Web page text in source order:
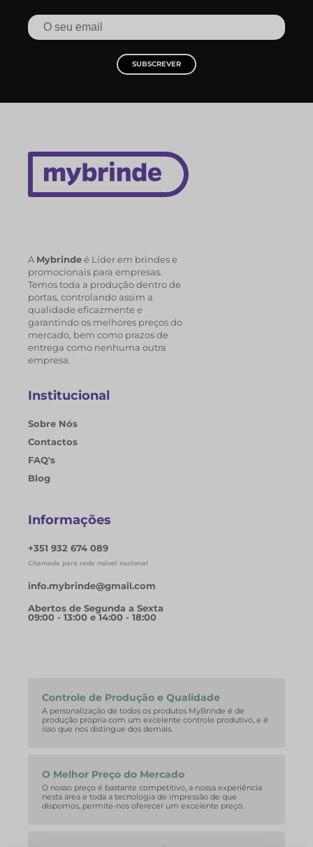
SUBSCREVER
A Mybrindeé Líder em brindes e
promocionais para empresas.
Temos toda a produção dentro de
portas, controlando assim a
qualidade eficazmente e
garantindo os melhores preços do
mercado, bem como prazos de
entrega como nenhuma outra
empresa.
Institucional
Sobre Nós
Contactos
FAQ's
Blog
Informações
+351 932 674 089
Chamada para rede móvel nacional
info.mybrinde@gmail.com
Abertos de Segunda a Sexta
09:00 - 13:00 e 14:00 - 18:00
Controle de Produção e Qualidade
A personalização de todos os produtos MyBrinde é de
produção própria com um excelente controle produtivo, e é
isso que nos distingue dos demais.
O Melhor Preço do Mercado
O nosso preço é bastante competitivo, a nossa experiência
nesta área e toda a tecnologia de impressão de que
dispomos, permite-nos oferecer um excelente preço.